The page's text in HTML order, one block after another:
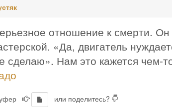
отношение к смерти. Он
«Да, двигатель
сделаю». Нам это кажется чем-
или поделитесь?